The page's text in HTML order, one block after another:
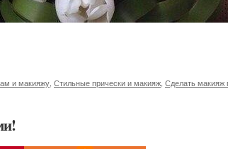
и макияжу Стильные прически и макияж Сделать макияж